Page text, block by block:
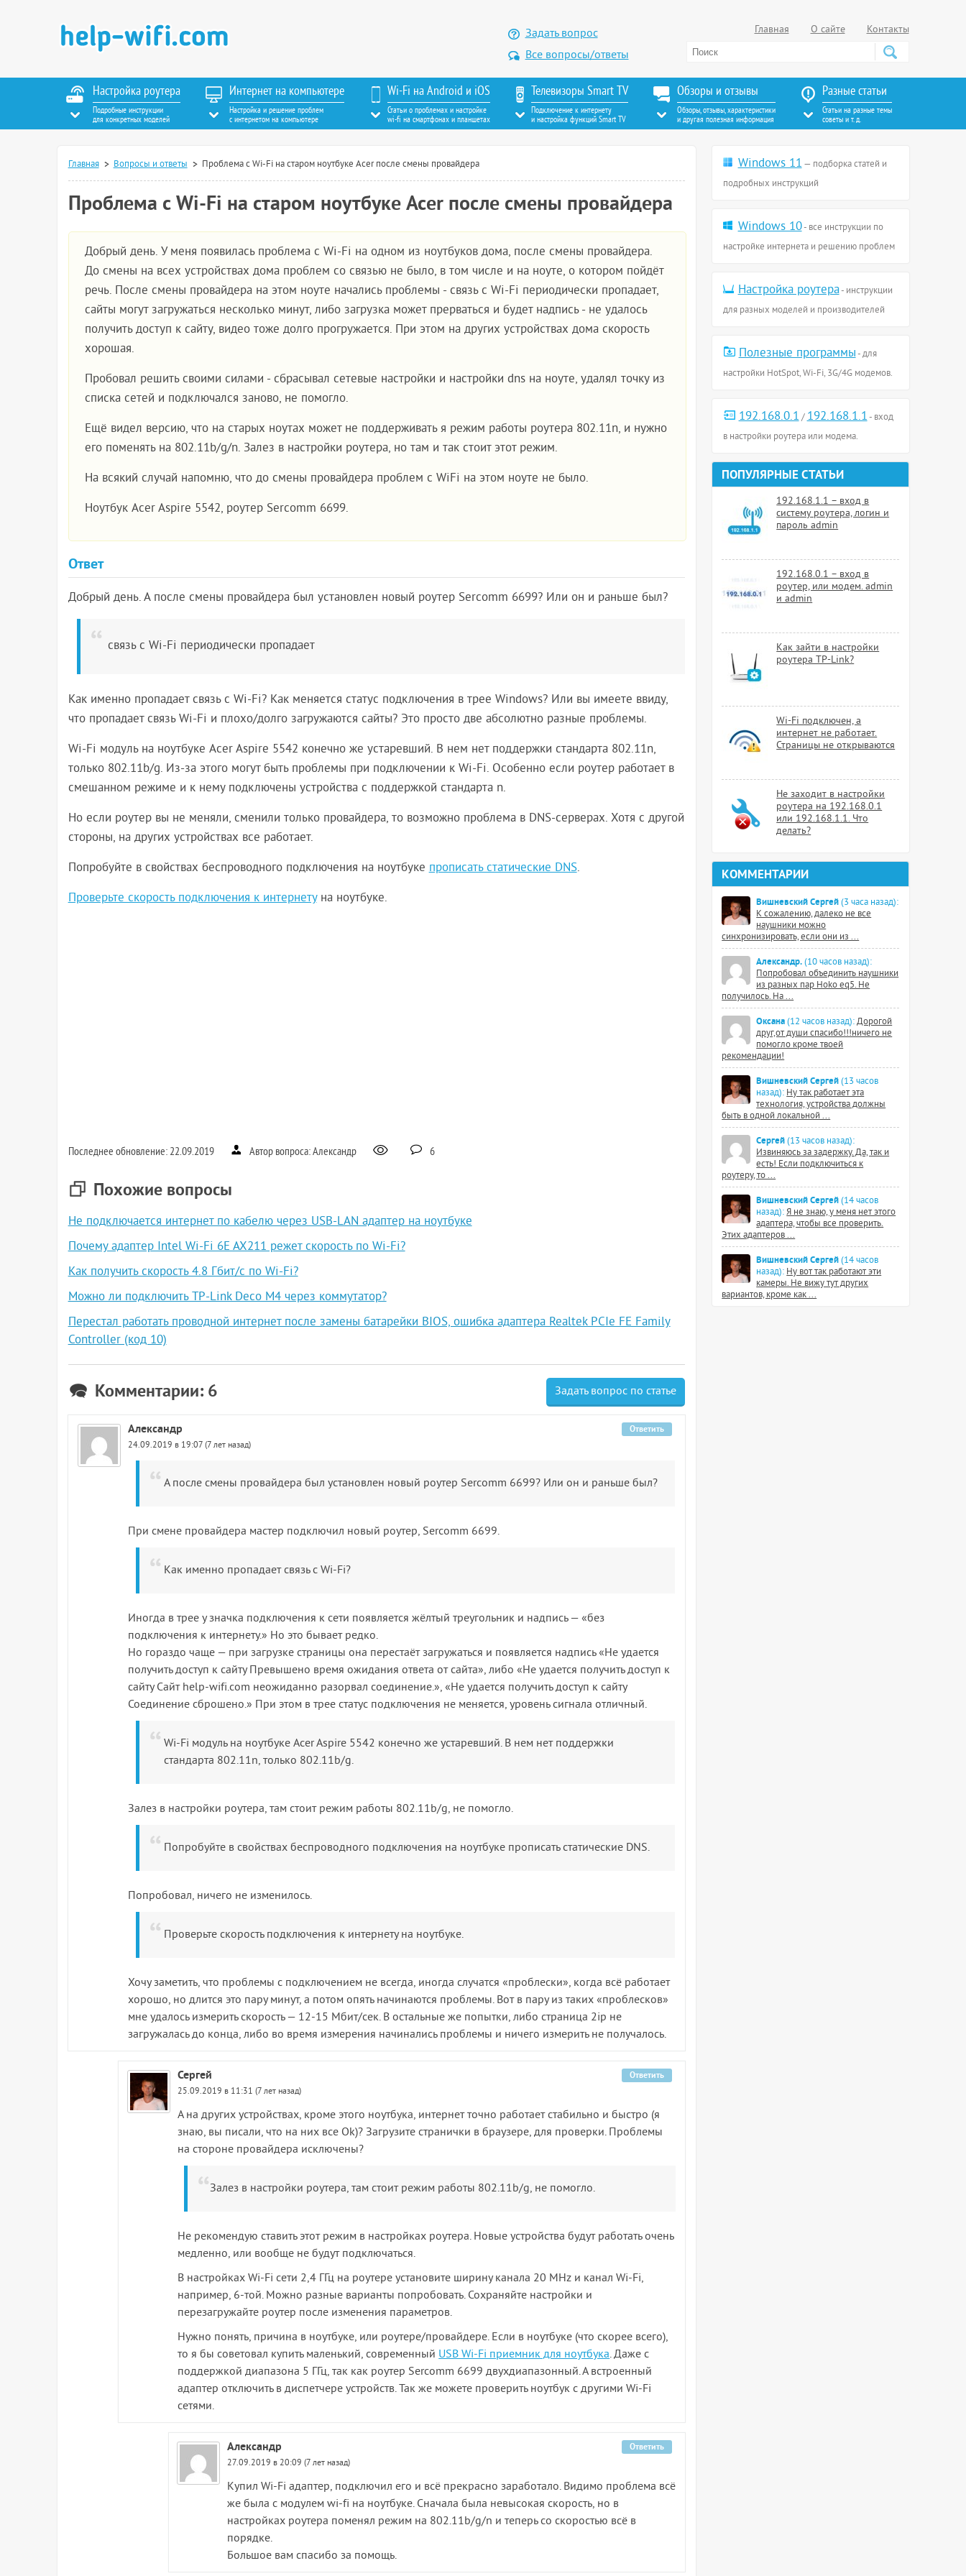
Настройка роутера
Подробные инструкции
для конкретных моделей
Интернет на компьютере
Настройка и решение проблем
с интернетом на компьютере
Wi-Fi на Android и iOS
Статьи о проблемах и настройке
wi-fi на смартфонах и планшетах
Телевизоры Smart TV
Подключение к интернету
и настройка функций Smart TV
Обзоры и отзывы
Обзоры, отзывы, характеристики
и другая полезная информация
Разные статьи
Статьи на разные темы
советы и т. д.
Задать вопрос
Все вопросы/ответы
Главная О сайте Контакты
Главная Вопросы и ответы Проблема с Wi-Fi на старом ноутбуке Acer после смены провайдера
Проблема с Wi-Fi на старом ноутбуке Acer после смены провайдера
Добрый день. У меня появилась проблема с Wi-Fi на одном из ноутбуков дома, после смены провайдера.
До смены на всех устройствах дома проблем со связью не было, в том числе и на ноуте, о котором пойдёт
речь. После смены провайдера на этом ноуте начались проблемы - связь с Wi-Fi периодически пропадает,
сайты могут загружаться несколько минут, либо загрузка может прерваться и будет надпись - не удалось
получить доступ к сайту, видео тоже долго прогружается. При этом на других устройствах дома скорость
хорошая.
Пробовал решить своими силами - сбрасывал сетевые настройки и настройки dns на ноуте, удалял точку из
списка сетей и подключался заново, не помогло.
Ещё видел версию, что на старых ноутах может не поддерживать я режим работы роутера 802.11n, и нужно
его поменять на 802.11b/g/n. Залез в настройки роутера, но там и так стоит этот режим.
На всякий случай напомню, что до смены провайдера проблем с WiFi на этом ноуте не было.
Ноутбук Acer Aspire 5542, роутер Sercomm 6699.
Ответ
Добрый день. А после смены провайдера был установлен новый роутер Sercomm 6699? Или он и раньше был?
связь с Wi-Fi периодически пропадает
Как именно пропадает связь с Wi-Fi? Как меняется статус подключения в трее Windows? Или вы имеете ввиду,
что пропадает связь Wi-Fi и плохо/долго загружаются сайты? Это просто две абсолютно разные проблемы.
Wi-Fi модуль на ноутбуке Acer Aspire 5542 конечно же устаревший. В нем нет поддержки стандарта 802.11n,
только 802.11b/g. Из-за этого могут быть проблемы при подключении к Wi-Fi. Особенно если роутер работает в
смешанном режиме и к нему подключены устройства с поддержкой стандарта n.
Но если роутер вы не меняли, сменили только провайдера, то возможно проблема в DNS-серверах. Хотя с другой
стороны, на других устройствах все работает.
Попробуйте в свойствах беспроводного подключения на ноутбукепрописать статические DNS.
Проверьте скорость подключения к интернетуна ноутбуке.
Последнее обновление: 22.09.2019 Автор вопроса: Александр 6
Похожие вопросы
Не подключается интернет по кабелю через USB-LAN адаптер на ноутбуке
Почему адаптер Intel Wi-Fi 6E AX211 режет скорость по Wi-Fi?
Как получить скорость 4.8 Гбит/с по Wi-Fi?
Можно ли подключить TP-Link Deco M4 через коммутатор?
Перестал работать проводной интернет после замены батарейки BIOS, ошибка адаптера Realtek PCIe FE Family
Controller (код 10)
Задать вопрос по статье
Комментарии: 6
Александр
24.09.2019 в 19:07 (7 лет назад)
А после смены провайдера был установлен новый роутер Sercomm 6699? Или он и раньше был?
При смене провайдера мастер подключил новый роутер, Sercomm 6699.
Как именно пропадает связь с Wi-Fi?
Иногда в трее у значка подключения к сети появляется жёлтый треугольник и надпись — «без
подключения к интернету.» Но это бывает редко.
Но гораздо чаще — при загрузке страницы она перестаёт загружаться и появляется надпись «Не удается
получить доступ к сайту Превышено время ожидания ответа от сайта», либо «Не удается получить доступ к
сайту Сайт help-wifi.com неожиданно разорвал соединение.», «Не удается получить доступ к сайту
Соединение сброшено.» При этом в трее статус подключения не меняется, уровень сигнала отличный.
Wi-Fi модуль на ноутбуке Acer Aspire 5542 конечно же устаревший. В нем нет поддержки
стандарта 802.11n, только 802.11b/g.
Залез в настройки роутера, там стоит режим работы 802.11b/g, не помогло.
Попробуйте в свойствах беспроводного подключения на ноутбуке прописать статические DNS.
Попробовал, ничего не изменилось.
Проверьте скорость подключения к интернету на ноутбуке.
Хочу заметить, что проблемы с подключением не всегда, иногда случатся «проблески», когда всё работает
хорошо, но длится это пару минут, а потом опять начинаются проблемы. Вот в пару из таких «проблесков»
мне удалось измерить скорость — 12-15 Мбит/сек. В остальные же попытки, либо страница 2ip не
загружалась до конца, либо во время измерения начинались проблемы и ничего измерить не получалось.
Ответить
Сергей
25.09.2019 в 11:31 (7 лет назад)
А на других устройствах, кроме этого ноутбука, интернет точно работает стабильно и быстро (я
знаю, вы писали, что на них все Ok)? Загрузите странички в браузере, для проверки. Проблемы
на стороне провайдера исключены?
Залез в настройки роутера, там стоит режим работы 802.11b/g, не помогло.
Не рекомендую ставить этот режим в настройках роутера. Новые устройства будут работать очень
медленно, или вообще не будут подключаться.
В настройках Wi-Fi сети 2,4 ГГц на роутере установите ширину канала 20 MHz и канал Wi-Fi,
например, 6-той. Можно разные варианты попробовать. Сохраняйте настройки и
перезагружайте роутер после изменения параметров.
Нужно понять, причина в ноутбуке, или роутере/провайдере. Если в ноутбуке (что скорее всего),
то я бы советовал купить маленький, современныйUSB Wi-Fi приемник для ноутбука. Даже с
поддержкой диапазона 5 ГГц, так как роутер Sercomm 6699 двухдиапазонный. А встроенный
адаптер отключить в диспетчере устройств. Так же можете проверить ноутбук с другими Wi-Fi
сетями.
Ответить
Александр
27.09.2019 в 20:09 (7 лет назад)
Купил Wi-Fi адаптер, подключил его и всё прекрасно заработало. Видимо проблема всё
же была с модулем wi-fi на ноутбуке. Сначала была невысокая скорость, но в
настройках роутера поменял режим на 802.11b/g/n и теперь со скоростью всё в
порядке.
Большое вам спасибо за помощь.
Ответить
Windows 11 — подборка статей и
подробных инструкций
Windows 10- все инструкции по
настройке интернета и решению проблем
Настройка роутера- инструкции
для разных моделей и производителей
Полезные программы- для
настройки HotSpot, Wi-Fi, 3G/4G модемов.
192.168.0.1 /192.168.1.1- вход
в настройки роутера или модема.
ПОПУЛЯРНЫЕ СТАТЬИ
192.168.1.1 – вход в
систему роутера, логин и
пароль admin
192.168.0.1 – вход в
роутер, или модем. admin
и admin
Как зайти в настройки
роутера TP-Link?
Wi-Fi подключен, а
интернет не работает.
Страницы не открываются
Не заходит в настройки
роутера на 192.168.0.1
или 192.168.1.1. Что
делать?
КОММЕНТАРИИ
Вишневский Сергей (3 часа назад):
К сожалению, далеко не все
наушники можно
синхронизировать, если они из ...
Александр. (10 часов назад):
Попробовал объединить наушники
из разных пар Hoko eq5. Не
получилось. На ...
Оксана (12 часов назад): Дорогой
друг,от души спасибо!!!ничего не
помогло кроме твоей
рекомендации!
Вишневский Сергей (13 часов
назад): Ну так работает эта
технология, устройства должны
быть в одной локальной ...
Сергей (13 часов назад):
Извиняюсь за задержку. Да, так и
есть! Если подключиться к
роутеру, то ...
Вишневский Сергей (14 часов
назад): Я не знаю, у меня нет этого
адаптера, чтобы все проверить.
Этих адаптеров ...
Вишневский Сергей (14 часов
назад): Ну вот так работают эти
камеры. Не вижу тут других
вариантов, кроме как ...